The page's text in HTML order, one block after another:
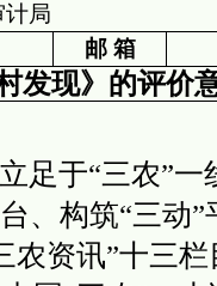
计局
邮 箱
发现》的评价
足于“三农”一
、构筑“三动
农资讯”十三